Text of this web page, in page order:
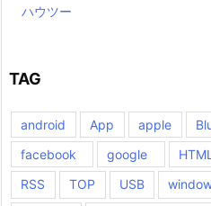
ハウツー
TAG
android App apple
facebook
google HTML
RSS
TOP USB